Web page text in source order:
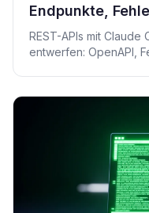
Endpunkte,
Idempotenz
REST-APIs mit
entwerfen: OpenAPI,